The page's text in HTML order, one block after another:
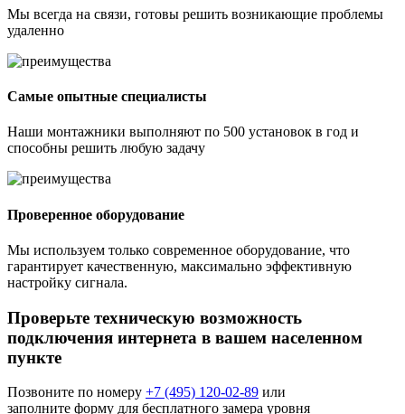
Мы всегда на связи, готовы решить возникающие проблемы
удаленно
Самые опытные специалисты
Наши монтажники выполняют по 500 установок в год и
способны решить любую задачу
Проверенное оборудование
Мы используем только современное оборудование, что
гарантирует качественную, максимально эффективную
настройку сигнала.
Проверьте техническую возможность
подключения интернета в вашем населенном
пункте
Позвоните по номеру +7 (495) 120-02-89 или
заполните форму для бесплатного замера уровня